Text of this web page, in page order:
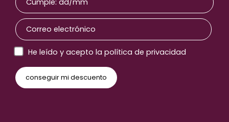
He leído y acepto la política de privacidad